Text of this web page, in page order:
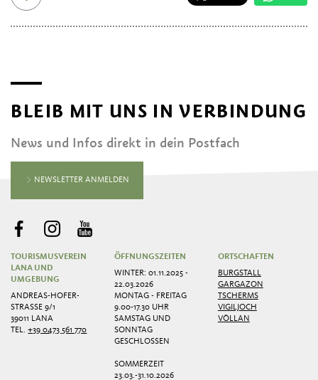
BLEIB MIT UNS IN VERBINDUNG
News und Infos direkt in dein Postfach
NEWSLETTER ANMELDEN
TOURISMUSVEREIN
LANA UND
UMGEBUNG
ANDREAS-HOFER-
STRASSE 9/1
39011 LANA
TEL.+39 0473 561 770
ÖFFNUNGSZEITEN
WINTER: 01.11.2025 -
22.03.2026
MONTAG - FREITAG
9.00-17.30 UHR
SAMSTAG UND
SONNTAG
GESCHLOSSEN
SOMMERZEIT
23.03.-31.10.2026
ORTSCHAFTEN
BURGSTALL
GARGAZON
TSCHERMS
VIGILJOCH
VÖLLAN